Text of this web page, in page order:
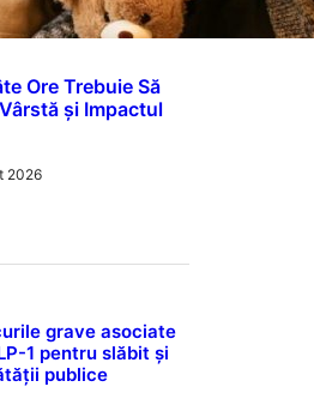
Ore Trebuie Să
și Impactul
2026
grave asociate
1 pentru slăbit și
publice